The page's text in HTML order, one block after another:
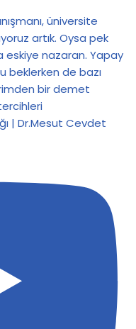
| Dr.Mesut Cevdet